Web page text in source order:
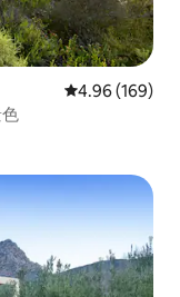
レビュー169
4.96 (169)